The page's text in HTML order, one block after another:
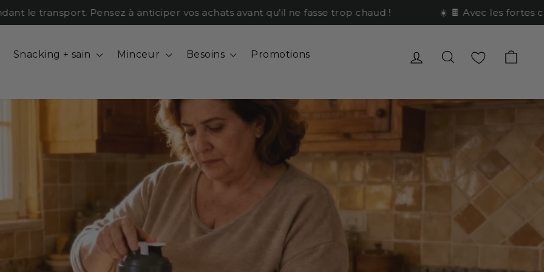
transport. Pensez à anticiper vos achats avant qu'il ne fasse trop chaud ! ☀️ 🍫 Avec les fortes
Snacking + sain Minceur Besoins
Promotions
Se connecterRechercher
Favoris